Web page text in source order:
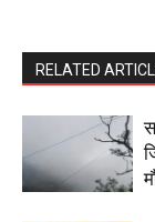
About
Subscription
My account
RELATED